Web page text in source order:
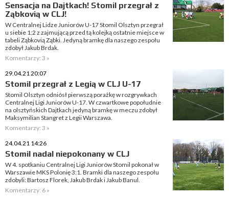
Sensacja na Dajtkach! Stomil przegrał z
Ząbkovią w CLJ!
W Centralnej Lidze Juniorów U-17 Stomil Olsztyn przegrał
u siebie 1:2 z zajmującą przed tą kolejką ostatnie miejsce w
tabeli Ząbkovią Ząbki. Jedyną bramkę dla naszego zespołu
zdobył Jakub Brdak.
Komentarzy: 3 »
29.04.21 20:07
Stomil przegrał z Legią w CLJ U-17
Stomil Olsztyn odniósł pierwszą porażkę w rozgrywkach
Centralnej Ligi Juniorów U-17. W czwartkowe popołudnie
na olsztyńskich Dajtkach jedyną bramkę w meczu zdobył
Maksymilian Stangret z Legii Warszawa.
Komentarzy: 3 »
24.04.21 14:26
Stomil nadal niepokonany w CLJ
W 4. spotkaniu Centralnej Ligi Juniorów Stomil pokonał w
Warszawie MKS Polonię 3:1. Bramki dla naszego zespołu
zdobyli: Bartosz Florek, Jakub Brdak i Jakub Banul.
Komentarzy: 6 »